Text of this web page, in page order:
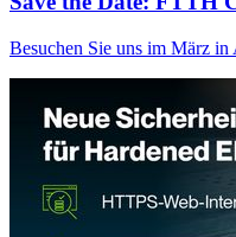
Besuchen Sie uns im März in